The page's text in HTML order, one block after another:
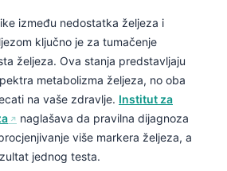
između nedostatka željeza i
ključno je za tumačenje
željeza. Ova stanja predstavljaju
metabolizma željeza, no oba
na vaše zdravlje. Institut za
naglašava da pravilna dijagnoza
više markera željeza, a
jednog testa.